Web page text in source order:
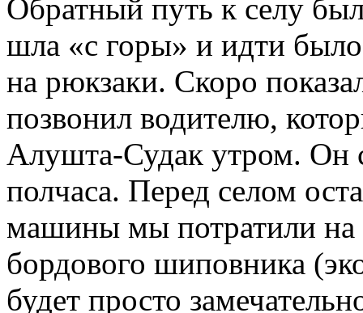
Обратный путь к селу
шла «с горы» и идти
на рюкзаки. Скоро
позвонил водителю,
Алушта-Судак утром. Он
полчаса. Перед селом
машины мы потратили на
бордового шиповника
будет просто